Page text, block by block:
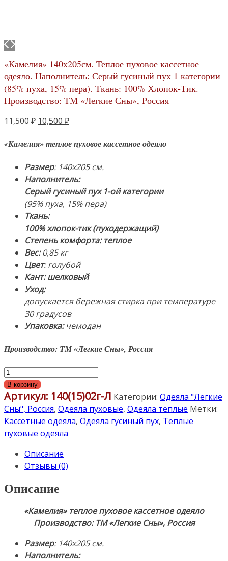
«Камелия» 140х205см. Теплое пуховое кассетное
одеяло. Наполнитель: Серый гусиный пух 1 категории
(85% пуха, 15% пера). Ткань: 100% Хлопок-Тик.
Производство: ТМ «Легкие Сны», Россия
11,500₽ Первоначальная
составляла
10,500 ₽Текущая
10,500 ₽.
«Камелия» теплое пуховое кассетное одеяло
Размер: 140х205 см.
Наполнитель:
Серый гусиный пух 1-ой категории
(95% пуха, 15% пера)
Ткань:
100% хлопок-тик (пуходержащий)
Степень комфорта: теплое
Вес:0,85 кг
Цвет: голубой
Кант: шелковый
Уход:
допускается бережная стирка при температуре
30 градусов
Упаковка:чемодан
Производство: ТМ «Легкие Сны», Россия
Количество
товара
«Камелия»
140х205см.
Теплое
пуховое
одеяло.
Наполнитель:
гусиный
категории
(85%
пуха,
В корзину
Артикул: 140(15)02г-Л Категории: Одеяла "Легкие
Сны", Россия, Одеяла пуховые, Одеяла теплые Метки:
Кассетные одеяла, Одеяла гусиный пух, Теплые
пуховые одеяла
Описание
Отзывы (0)
Описание
«Камелия» теплое пуховое кассетное одеяло
Производство: ТМ «Легкие Сны», Россия
Размер: 140х205 см.
Наполнитель: